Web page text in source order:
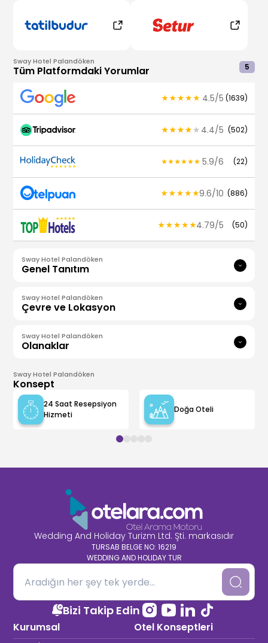
Sway Hotel Palandöken
Tüm Platformdaki Yorumlar 5
4.5/5 (1639)
4.4/5 (502)
5.9/6 (22)
9.6/10 (886)
4.79/5 (50)
Sway Hotel Palandöken
Genel Tanıtım
Sway Hotel Palandöken
Çevre ve Lokasyon
Sway Hotel Palandöken
Olanaklar
Sway Hotel Palandöken
Konsept
24 Saat Resepsiyon
Hizmeti
Doğa Oteli
Wedding And Holiday Turizm Ltd. Şti. markasıdır
TURSAB BELGE NO: 16219
WEDDING AND HOLIDAY TUR
Bizi Takip Edin
Kurumsal Otel Konseptleri